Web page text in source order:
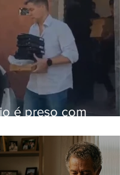
é preso com
Andaraí